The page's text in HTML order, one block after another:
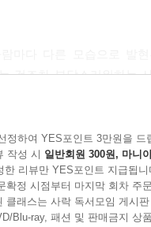
도 물론 상처지만, 신에게
하려는 시도는 그림자를
리 안에 있음을 인정하
은 나로 숨 쉴 공간을 만드는
것조차 부담스러워하는
자기애성 인격장애까지
는 표지판이 되어주고,
로 드러나는 거절에 대한
이라는 미로의 출구를
마주해야 한다. 『거절
정하여 YES포인트 3만원을 드
작성 시 일반회원 300원, 마니
한 리뷰만 YES포인트 지급됩니
확정 시점부터 마지막 회차 주
클래스는 사락 독서모임 게시
Blu-ray, 패션 및 판매금지 상